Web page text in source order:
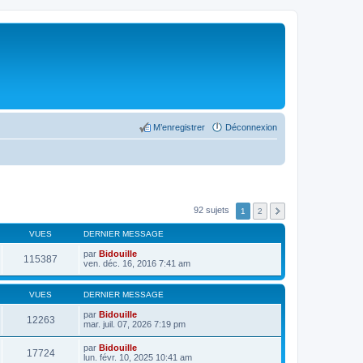
Déconnexion
M’enregistrer
92 sujets 1 2
VUES DERNIER MESSAGE
115387 par Bidouille
ven. déc. 16, 2016 7:41 am
VUES DERNIER MESSAGE
12263 par Bidouille
mar. juil. 07, 2026 7:19 pm
17724 par Bidouille
lun. févr. 10, 2025 10:41 am